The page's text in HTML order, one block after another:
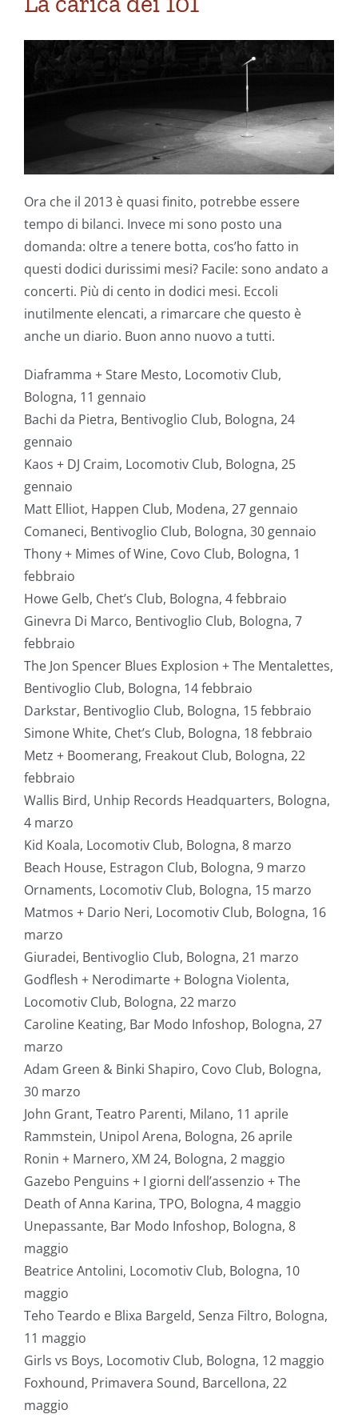
Ora che il 2013 è quasi finito, potrebbe essere
tempo di bilanci. Invece mi sono posto una
domanda: oltre a tenere botta, cos’ho fatto in
questi dodici durissimi mesi? Facile: sono andato a
concerti. Più di cento in dodici mesi. Eccoli
inutilmente elencati, a rimarcare che questo è
anche un diario. Buon anno nuovo a tutti.
Diaframma + Stare Mesto, Locomotiv Club,
Bologna, 11 gennaio
Bachi da Pietra, Bentivoglio Club, Bologna, 24
gennaio
Kaos + DJ Craim, Locomotiv Club, Bologna, 25
gennaio
Matt Elliot, Happen Club, Modena, 27 gennaio
Comaneci, Bentivoglio Club, Bologna, 30 gennaio
Thony + Mimes of Wine, Covo Club, Bologna, 1
febbraio
Howe Gelb, Chet’s Club, Bologna, 4 febbraio
Ginevra Di Marco, Bentivoglio Club, Bologna, 7
febbraio
The Jon Spencer Blues Explosion + The Mentalettes,
Bentivoglio Club, Bologna, 14 febbraio
Darkstar, Bentivoglio Club, Bologna, 15 febbraio
Simone White, Chet’s Club, Bologna, 18 febbraio
Metz + Boomerang, Freakout Club, Bologna, 22
febbraio
Wallis Bird, Unhip Records Headquarters, Bologna,
4 marzo
Kid Koala, Locomotiv Club, Bologna, 8 marzo
Beach House, Estragon Club, Bologna, 9 marzo
Ornaments, Locomotiv Club, Bologna, 15 marzo
Matmos + Dario Neri, Locomotiv Club, Bologna, 16
marzo
Giuradei, Bentivoglio Club, Bologna, 21 marzo
Godflesh + Nerodimarte + Bologna Violenta,
Locomotiv Club, Bologna, 22 marzo
Caroline Keating, Bar Modo Infoshop, Bologna, 27
marzo
Adam Green & Binki Shapiro, Covo Club, Bologna,
30 marzo
John Grant, Teatro Parenti, Milano, 11 aprile
Rammstein, Unipol Arena, Bologna, 26 aprile
Ronin + Marnero, XM 24, Bologna, 2 maggio
Gazebo Penguins + I giorni dell’assenzio + The
Death of Anna Karina, TPO, Bologna, 4 maggio
Unepassante, Bar Modo Infoshop, Bologna, 8
maggio
Beatrice Antolini, Locomotiv Club, Bologna, 10
maggio
Teho Teardo e Blixa Bargeld, Senza Filtro, Bologna,
11 maggio
Girls vs Boys, Locomotiv Club, Bologna, 12 maggio
Foxhound, Primavera Sound, Barcellona, 22
maggio